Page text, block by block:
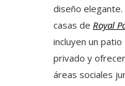
diseño elegante.
casas de Royal
incluyen un patio
privado y
áreas sociales